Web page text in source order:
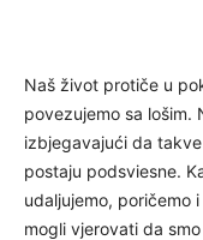
Naš život protiče u
povezujemo sa lošim.
izbjegavajući da
postaju podsviesne.
udaljujemo, poričemo
mogli vjerovati da